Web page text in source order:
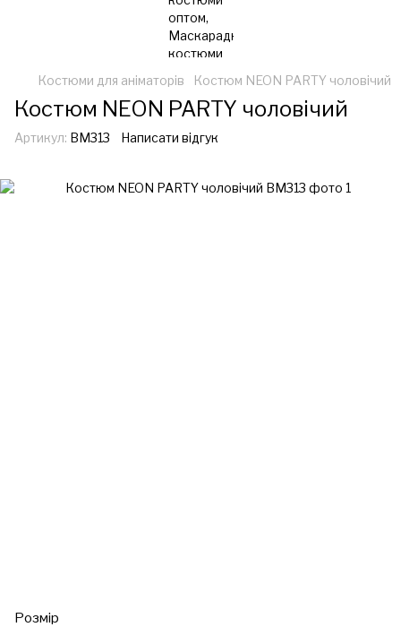
Костюми для аніматорів Костюм NEON PARTY чоловічий
Костюм NEON PARTY чоловічий
Артикул: ВМ313 Написати відгук
Розмір